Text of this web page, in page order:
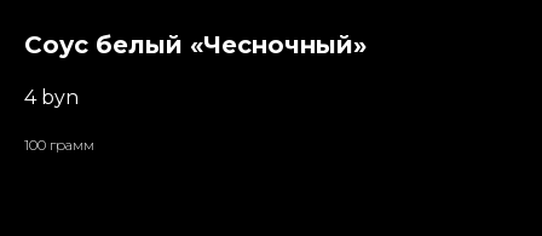
Соус белый «Чесночный»
4 byn
100 грамм